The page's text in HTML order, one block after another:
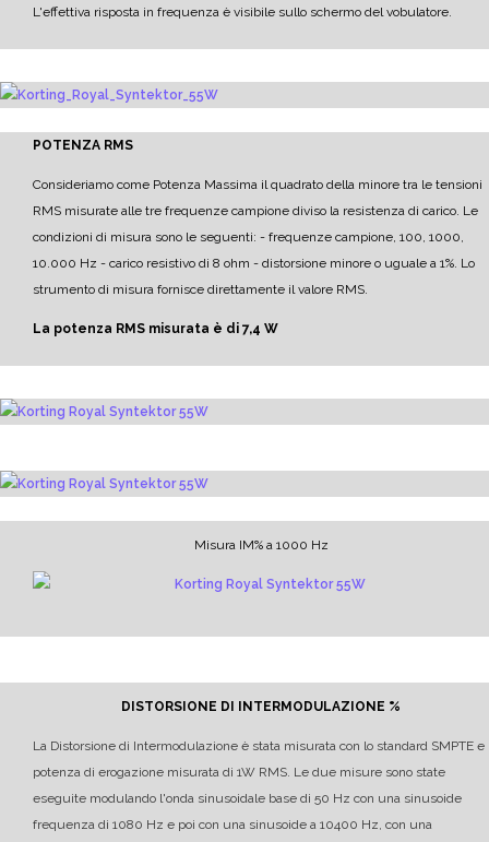
L'effettiva risposta in frequenza è visibile sullo schermo del vobulatore.
POTENZA RMS
Consideriamo come Potenza Massima il quadrato della minore tra le tensioni
RMS misurate alle tre frequenze campione diviso la resistenza di carico. Le
condizioni di misura sono le seguenti: - frequenze campione, 100, 1000,
10.000 Hz - carico resistivo di 8 ohm - distorsione minore o uguale a 1%. Lo
strumento di misura fornisce direttamente il valore RMS.
La potenza RMS misurata è di 7,4 W
Misura IM% a 1000 Hz
DISTORSIONE DI INTERMODULAZIONE %
La Distorsione di Intermodulazione è stata misurata con lo standard SMPTE e
potenza di erogazione misurata di 1W RMS. Le due misure sono state
eseguite modulando l'onda sinusoidale base di 50 Hz con una sinusoide
frequenza di 1080 Hz e poi con una sinusoide a 10400 Hz, con una